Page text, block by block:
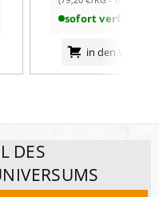
sofort verfügbar
in den
DES